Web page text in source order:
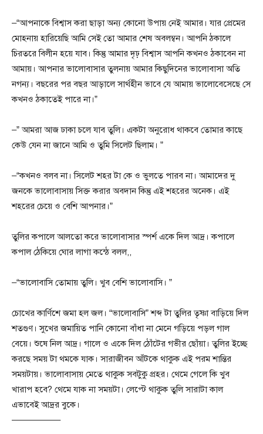
–“আপনাকে বিশ্বাস করা ছাড়া অন্য কোনো উপায় নেই আমার। যার প্রেমের
মোহনায় হারিয়েছি আমি সেই তো আমার শেষ অবলম্বন। আপনি ঠকালে
চিরতরে বিলীন হয়ে যাব। কিন্তু আমার দৃঢ় বিশ্বাস আপনি কখনও ঠকাবেন না
আমায়। আপনার ভালোবাসার তুলনায় আমার কিছুদিনের ভালোবাসা অতি
নগন্য। বছরের পর বছর আড়ালে সার্থহীন ভাবে যে আমায় ভালোবেসেছে সে
কখনও ঠকাতেই পারে না।”
–” আমরা আজ ঢাকা চলে যাব তুলি। একটা অনুরোধ থাকবে তোমার কাছে
কেউ যেন না জানে আমি ও তুমি সিলেট ছিলাম। ”
–“কখনও বলব না। সিলেট শহর টা কে ও ভুলতে পারব না। আমাদের দু
জনকে ভালোবাসায় সিক্ত করার অবদান কিন্তু এই শহরের অনেক। এই
শহরের চেয়ে ও বেশি আপনার।”
তুলির কপালে আলতো করে ভালোবাসার স্পর্শ একে দিল আদ্র। কপালে
কপাল ঠেকিয়ে ঘোর লাগা কন্ঠে বলল,,
–“ভালোবাসি তোমায় তুলি। খুব বেশি ভালোবাসি। ”
চোখের কার্ণিশে জমা হল জল। “ভালোবাসি” শব্দ টা তুলির তৃষ্ণা বাড়িয়ে দিল
শতগুণ। সুখের জমায়িত পানি কোনো বাঁধা না মেনে গড়িয়ে পড়ল গাল
বেয়ে। শুষে নিল আদ্র। গালে ও একে দিল ঠোঁটের গভীর ছোঁয়া। তুলির ইচ্ছে
করছে সময় টা থমকে যাক। সারাজীবন আঁটকে থাকুক এই পরম শান্তির
সময়টায়। ভালোবাসায় মেতে থাকুক সবটুকু প্রহর। থেমে গেলে কি খুব
খারাপ হবে? থেমে যাক না সময়টা। লেপ্টে থাকুক তুলি সারাটা কাল
এভাবেই আদ্রর বুকে।
—————–